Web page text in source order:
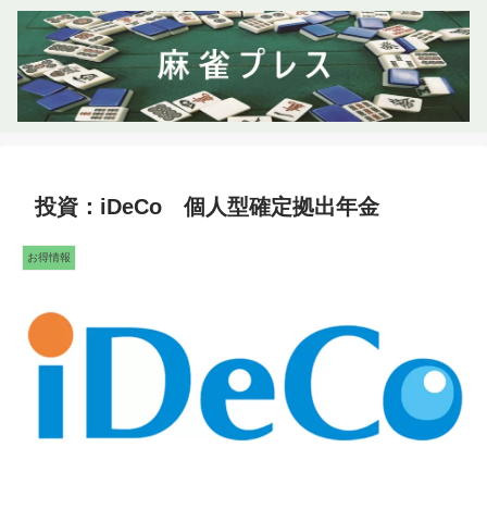
投資：iDeCo 個人型確定拠出年金
お得情報